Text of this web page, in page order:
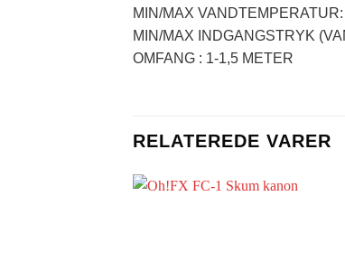
MIN/MAX VANDTEMPERATUR:
MIN/MAX INDGANGSTRYK
OMFANG : 1-1,5 METER
RELATEREDE VARER